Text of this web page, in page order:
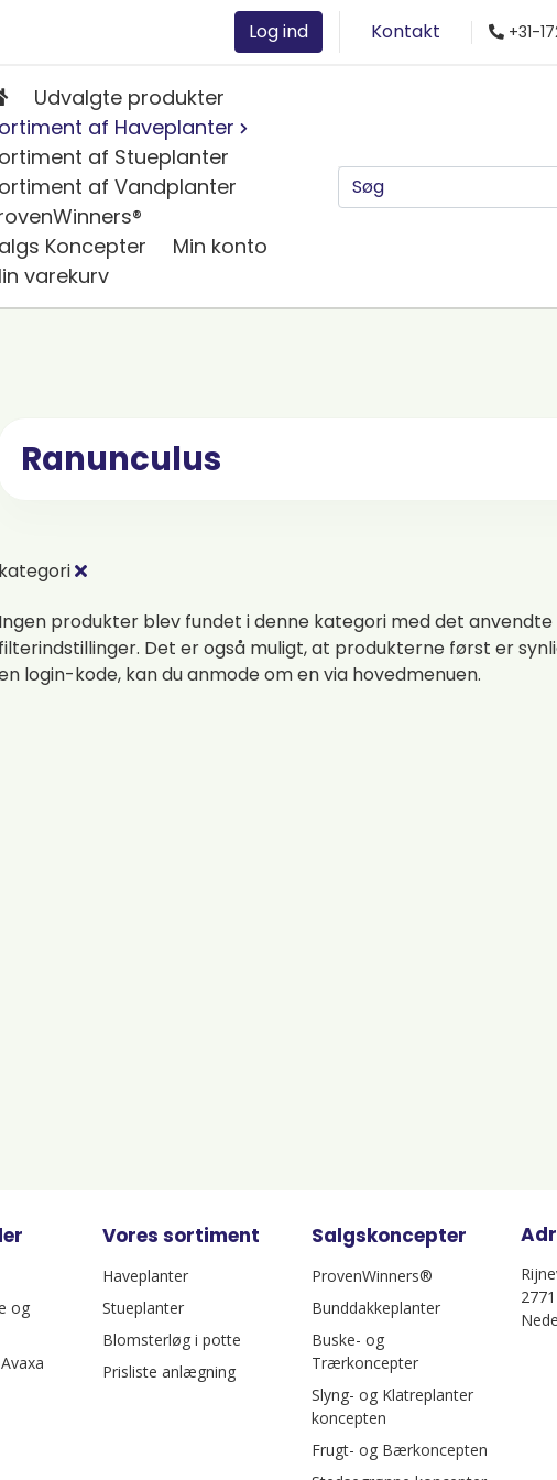
Log ind Kontakt +31-
Udvalgte produkter
af Haveplanter
af Stueplanter
af Vandplanter
Koncepter
Min konto
varekurv
Ranunculus
kategori
Ingen produkter blev fundet i denne kategori med det
filterindstillinger. Det er også muligt, at produkterne først er
login-kode, kan du anmode om en via hovedmenuen.
og
Vores sortiment
Haveplanter
Stueplanter
Blomsterløg i potte
Prisliste anlægning
Salgskoncepter
ProvenWinners®
Bunddakkeplanter
Buske- og
Trærkoncepter
Slyng- og Klatreplanter
koncepten
Frugt- og Bærkoncepten